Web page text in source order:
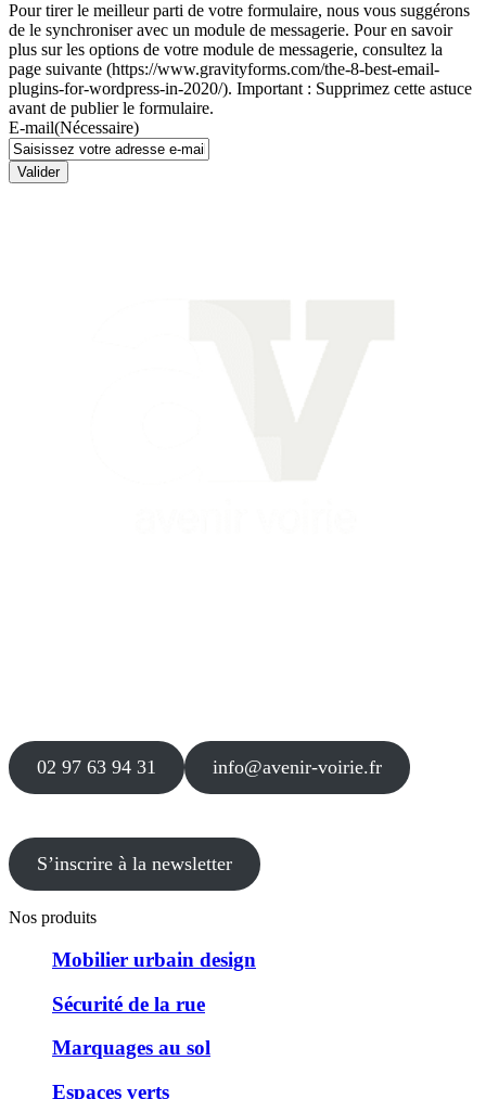
Pour tirer le meilleur parti de votre formulaire, nous vous suggérons
de le synchroniser avec un module de messagerie. Pour en savoir
plus sur les options de votre module de messagerie, consultez la
page suivante (https://www.gravityforms.com/the-8-best-email-
plugins-for-wordpress-in-2020/). Important : Supprimez cette astuce
avant de publier le formulaire.
E-mail(Nécessaire)
Valider
02 97 63 94 31 info@avenir-voirie.fr
S’inscrire à la newsletter
Nos produits
Mobilier urbain design
Sécurité de la rue
Marquages au sol
Espaces verts